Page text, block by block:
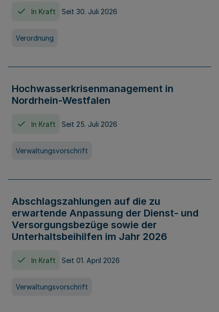
In Kraft Seit 30. Juli 2026
Verordnung
Hochwasserkrisenmanagement in
Nordrhein-Westfalen
In Kraft Seit 25. Juli 2026
Verwaltungsvorschrift
Abschlagszahlungen auf die zu
erwartende Anpassung der Dienst- und
Versorgungsbezüge sowie der
Unterhaltsbeihilfen im Jahr 2026
In Kraft Seit 01. April 2026
Verwaltungsvorschrift